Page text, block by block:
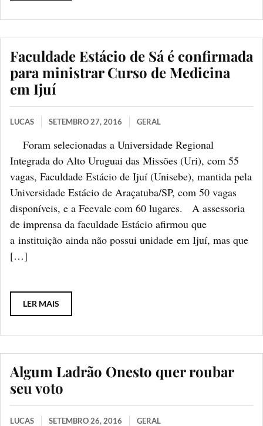
Faculdade Estácio de Sá é confirmada
para ministrar Curso de Medicina
em Ijuí
LUCAS SETEMBRO 27, 2016 GERAL
Foram selecionadas a Universidade Regional
Integrada do Alto Uruguai das Missões (Uri), com 55
vagas, Faculdade Estácio de Ijuí (Unisebe), mantida pela
Universidade Estácio de Araçatuba/SP, com 50 vagas
disponíveis, e a Feevale com 60 lugares. A assessoria
de imprensa da faculdade Estácio afirmou que
a instituição ainda não possui unidade em Ijuí, mas que
[…]
LER MAIS
Algum Ladrão Onesto quer roubar
seu voto
LUCAS SETEMBRO 26, 2016 GERAL